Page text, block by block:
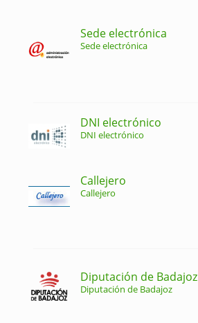
Sede electrónica
Sede electrónica
DNI electrónico
DNI electrónico
Callejero
Callejero
Diputación de Badajoz
Diputación de Badajoz